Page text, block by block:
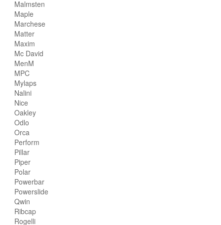
Malmsten
Maple
Marchese
Matter
Maxim
Mc David
MenM
MPC
Mylaps
Nalini
Nice
Oakley
Odlo
Orca
Perform
Pillar
Piper
Polar
Powerbar
Powerslide
Qwin
Ribcap
Rogelli